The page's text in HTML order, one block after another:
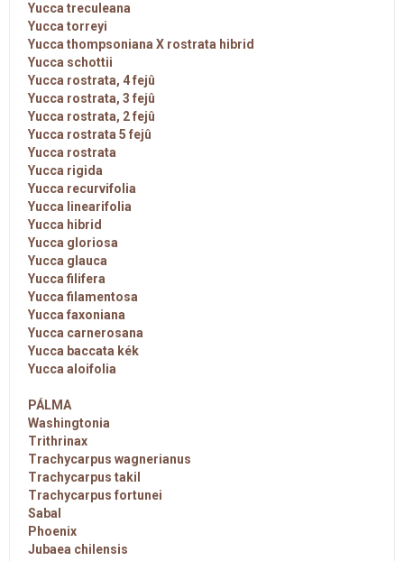
Yucca treculeana
Yucca torreyi
Yucca thompsoniana X rostrata hibrid
Yucca schottii
Yucca rostrata, 4 fejû
Yucca rostrata, 3 fejû
Yucca rostrata, 2 fejû
Yucca rostrata 5 fejû
Yucca rostrata
Yucca rigida
Yucca recurvifolia
Yucca linearifolia
Yucca hibrid
Yucca gloriosa
Yucca glauca
Yucca filifera
Yucca filamentosa
Yucca faxoniana
Yucca carnerosana
Yucca baccata kék
Yucca aloifolia
PÁLMA
Washingtonia
Trithrinax
Trachycarpus wagnerianus
Trachycarpus takil
Trachycarpus fortunei
Sabal
Phoenix
Jubaea chilensis